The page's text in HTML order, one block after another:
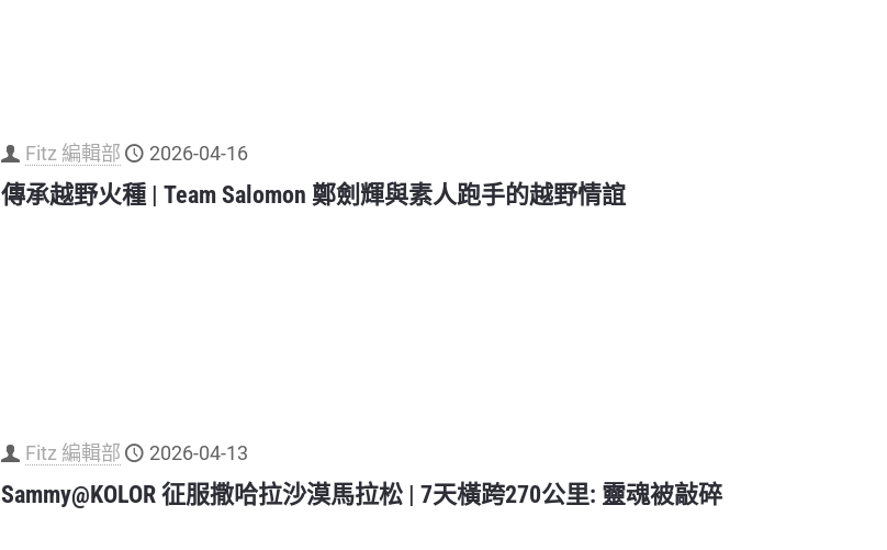
Fitz 編輯部 2026-04-16
傳承越野火種 | Team Salomon 鄭劍輝與素人跑手的越野情誼
Fitz 編輯部 2026-04-13
Sammy@KOLOR 征服撒哈拉沙漠馬拉松 | 7天橫跨270公里: 靈魂被敲碎